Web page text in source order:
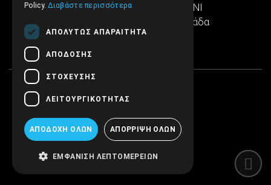
Εμπορικό κέντρο SINTRIVANI
122 43 Αιγάλεω Αθήνα, Ελλάδα
Policy.Διαβάστε περισσότερα
ΑΠΟΛΎΤΩΣ ΑΠΑΡΑΊΤΗΤΑ
ΑΠΌΔΟΣΗΣ
ΣΤΌΧΕΥΣΗΣ
ΛΕΙΤΟΥΡΓΙΚΌΤΗΤΑΣ
ΑΠΟΔΟΧΉ ΌΛΩΝ ΑΠΌΡΡΙΨΗ ΌΛΩΝ
ΕΜΦΆΝΙΣΗ ΛΕΠΤΟΜΕΡΕΙΏΝ